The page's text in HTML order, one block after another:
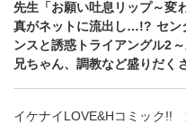
先生「お願い吐息リップ～変
真がネットに流出し…!? セン
ンスと誘惑トライアングル2
兄ちゃん、調教など盛りだく
イケナイLOVE&Hコミック